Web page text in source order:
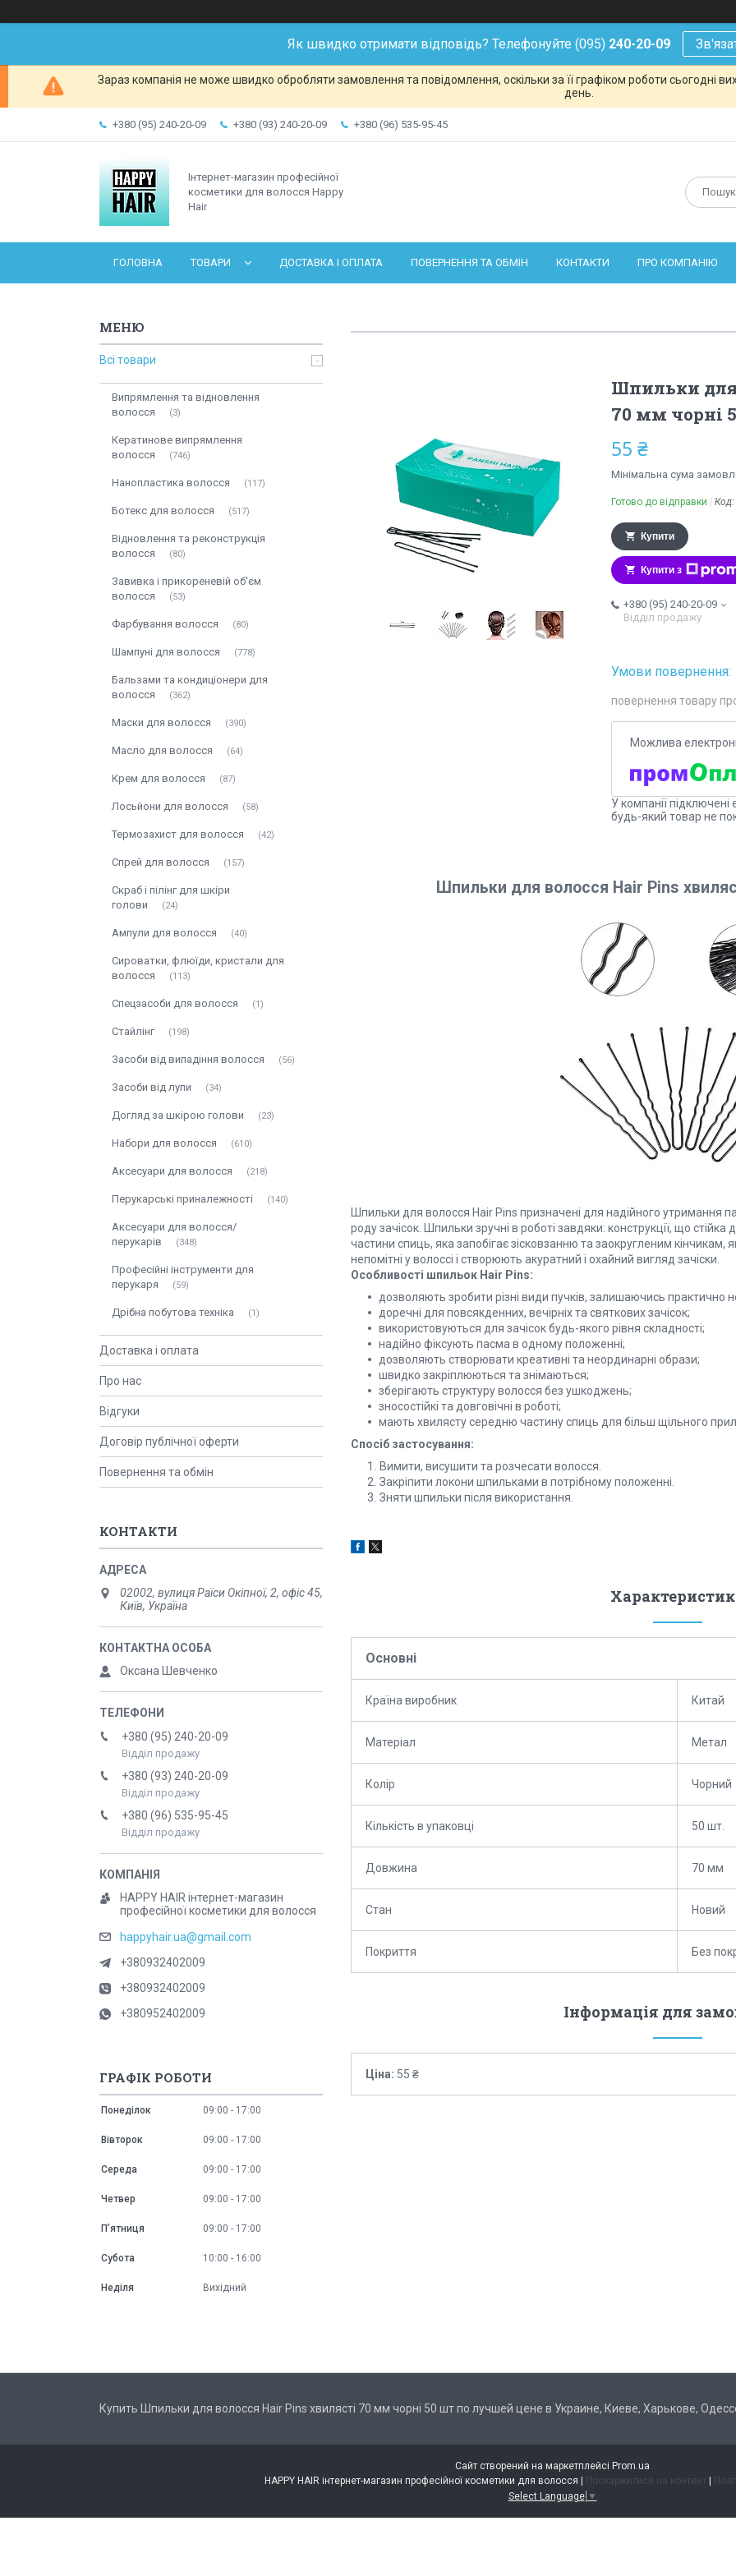
Як швидко отримати відповідь? Телефонуйте (095) 240-20-09
Зараз компанія не може швидко обробляти замовлення та повідомлення, оскільки за її графіком роботи сьогодні
день.
+380 (95) 240-20-09 +380 (93) 240-20-09 +380 (96) 535-95-45
Інтернет-магазин професійної
косметики для волосся Happy
Hair
ГОЛОВНА ТОВАРИ ДОСТАВКА І ОПЛАТА ПОВЕРНЕННЯ ТА ОБМІН КОНТАКТИ ПРО КОМПАНІЮ
Шпильки для
70 мм чорні
55 ₴
Мінімальна сума
Готово до відправки Код:
Купити
Купити з
+380 (95) 240-20-09
Відділ продажу
повернення товару
У компанії
будь-який товар не
Шпильки для волосся Hair Pins
Шпильки для волосся Hair Pins призначені для надійного утримання
роду зачісок. Шпильки зручні в роботі завдяки: конструкції, що
частини спиць, яка запобігає зісковзанню та заокругленим
непомітні у волоссі і створюють акуратний і охайний вигляд зачіски.
Особливості шпильок Hair Pins:
дозволяють зробити різні види пучків, залишаючись практично
доречні для повсякденних, вечірніх та святкових зачісок;
використовуються для зачісок будь-якого рівня складності;
надійно фіксують пасма в одному положенні;
дозволяють створювати креативні та неординарні образи;
швидко закріплюються та знімаються;
зберігають структуру волосся без ушкоджень;
зносостійкі та довговічні в роботі;
мають хвилясту середню частину спиць для більш щільного
Спосіб застосування:
Вимити, висушити та розчесати волосся.
Закріпити локони шпильками в потрібному положенні.
Зняти шпильки після використання.
Основні
Країна виробник Китай
Матеріал Метал
Колір Чорний
Кількість в упаковці 50 шт.
Довжина 70 мм
Стан Новий
Покриття Без
Інформація для
Ціна: 55 ₴
Всі товари
Випрямлення та відновлення
волосся
3
Кератинове випрямлення
волосся
746
Нанопластика волосся 117
Ботекс для волосся 517
Відновлення та реконструкція
волосся
80
Завивка і прикореневій об'єм
волосся
53
Фарбування волосся 80
Шампуні для волосся 778
Бальзами та кондиціонери для
волосся
362
Маски для волосся 390
Масло для волосся 64
Крем для волосся 87
Лосьйони для волосся 58
Термозахист для волосся 42
Спрей для волосся 157
Скраб і пілінг для шкіри
голови
24
Ампули для волосся 40
Сироватки, флюїди, кристали для
волосся
113
Спецзасоби для волосся 1
Стайлінг 198
Засоби від випадіння волосся 56
Засоби від лупи 34
Догляд за шкірою голови 23
Набори для волосся 610
Аксесуари для волосся 218
Перукарські приналежності 140
Аксесуари для волосся/
перукарів
348
Професійні інструменти для
перукаря
59
Дрібна побутова техніка 1
Доставка і оплата
Про нас
Відгуки
Договір публічної оферти
Повернення та обмін
КОНТАКТИ
02002, вулиця Раїси Окіпної, 2, офіс 45,
Київ, Україна
Оксана Шевченко
+380 (95) 240-20-09
Відділ продажу
+380 (93) 240-20-09
Відділ продажу
+380 (96) 535-95-45
Відділ продажу
HAPPY HAIR інтернет-магазин
професійної косметики для волосся
happyhair.ua@gmail.com
+380932402009
+380932402009
+380952402009
ГРАФІК РОБОТИ
Понеділок 09:00 17:00
Вівторок 09:00 17:00
Середа 09:00 17:00
Четвер 09:00 17:00
Пʼятниця 09:00 17:00
Субота 10:00 16:00
Неділя Вихідний
Купить Шпильки для волосся Hair Pins хвилясті 70 мм чорні 50 шт по лучшей цене в Украине, Киеве, Харькове,
Сайт створений на маркетплейсі Prom.ua
Поскаржитися на контент
Select Language ▼